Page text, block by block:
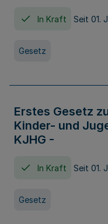
In Kraft Seit 01.
Gesetz
Erstes Gesetz
Kinder- und
KJHG -
In Kraft Seit 01.
Gesetz